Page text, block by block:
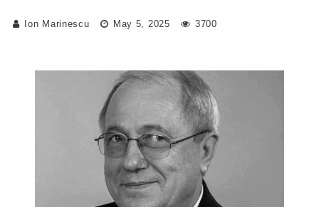
Ion Marinescu May 5, 2025 3700